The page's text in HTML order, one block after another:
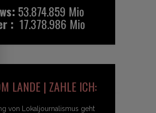
53.874.859 Mio
: 17.378.986 Mio
LANDE | ZAHLE ICH:
von Lokaljournalismus geht